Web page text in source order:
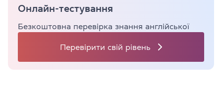
Онлайн-тестування
Безкоштовна перевірка знання англійської
Перевірити свій рівень